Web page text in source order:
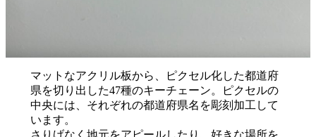
マットなアクリル板から、ピクセル化した都道府
県を切り出した47種のキーチェーン。ピクセルの
中央には、それぞれの都道府県名を彫刻加工して
います。